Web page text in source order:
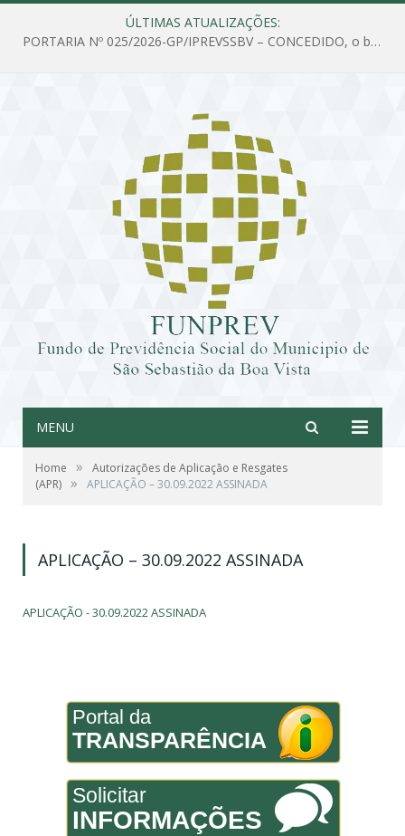
ÚLTIMAS ATUALIZAÇÕES:
PORTARIA Nº 025/2026-GP/IPREVSSBV – CONCEDIDO, o benefício de PENSÃO a MARIA ESTELA DOS SANTOS SOUZA
MENU
Home »
Autorizações de Aplicação e Resgates
(APR) » APLICAÇÃO – 30.09.2022 ASSINADA
APLICAÇÃO – 30.09.2022 ASSINADA
APLICAÇÃO - 30.09.2022 ASSINADA
Portal da
TRANSPARÊNCIA
Solicitar
INFORMAÇÕES